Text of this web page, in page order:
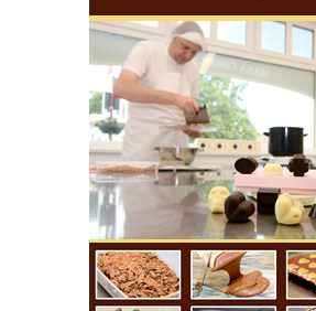
Socha svatého Josefa na nádvoří kláštera
dominikánů v Českých Budějovicích
Socha svaté Anny na nádvoří kláštera
dominikánů v Českých Budějovicích
Socha svatého Dominika na nádvoří
kláštera dominikánů v Českých
Budějovicích
Sousoší Kalvárie před klášterem
dominikánů u Piaristického náměstí v